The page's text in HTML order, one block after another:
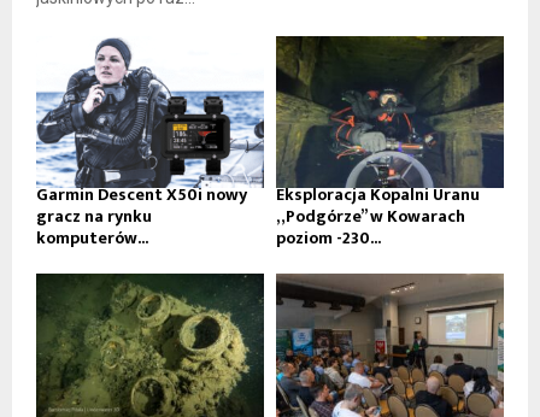
Garmin Descent X50i nowy
gracz na rynku
komputerów...
Eksploracja Kopalni Uranu
„Podgórze” w Kowarach
poziom -230...